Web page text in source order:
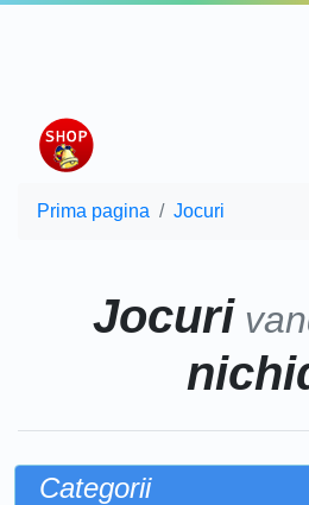
Prima pagina Jocuri
Jocuri
Categorii